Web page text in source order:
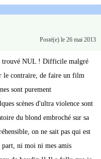
Posté(e) le 26 mai 2013
trouvé NUL ! Difficile malgré
le contraire, de faire un film
sont purement
scènes d'ultra violence sont
du blond embroché sur sa
on ne sait pas qui est
ni moi ni mes amis